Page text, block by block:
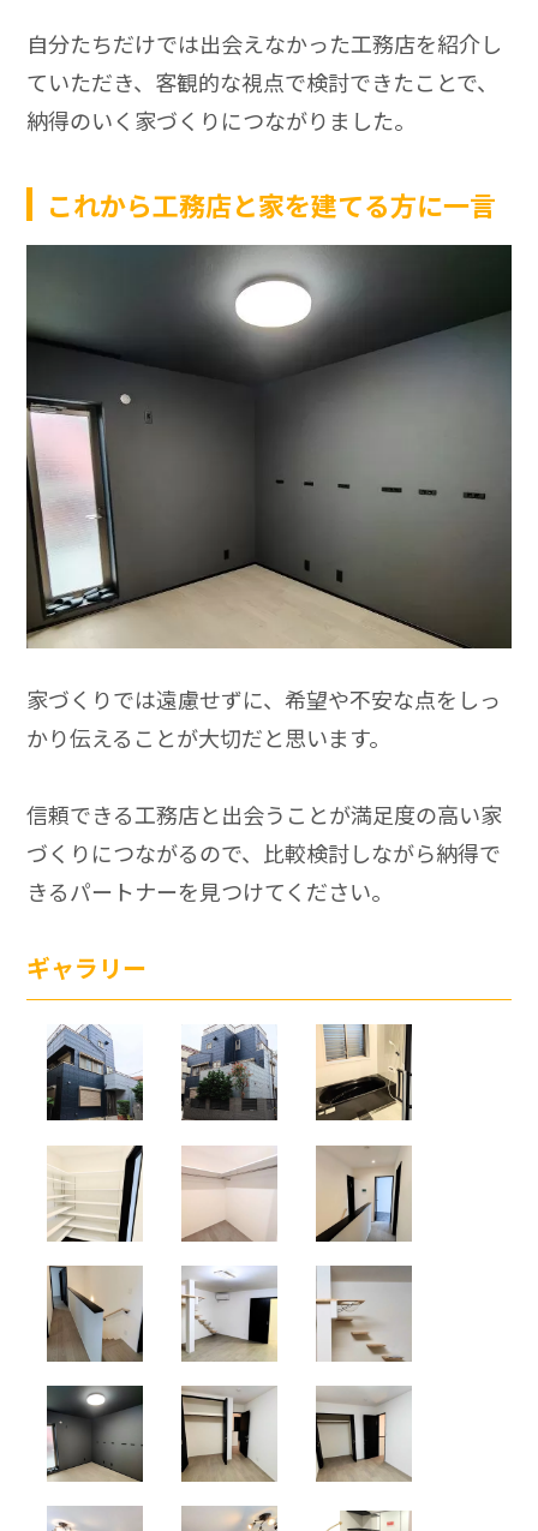
自分たちだけでは出会えなかった工務店を紹介し
ていただき、客観的な視点で検討できたことで、
納得のいく家づくりにつながりました。
これから工務店と家を建てる方に一言
家づくりでは遠慮せずに、希望や不安な点をしっ
かり伝えることが大切だと思います。
信頼できる工務店と出会うことが満足度の高い家
づくりにつながるので、比較検討しながら納得で
きるパートナーを見つけてください。
ギャラリー